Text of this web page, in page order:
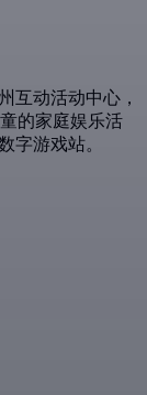
互动活动中心，
的家庭娱乐活
字游戏站。